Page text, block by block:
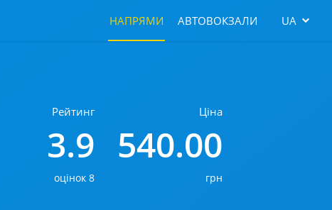
НАПРЯМИ АВТОВОКЗАЛИ UA
Рейтинг
3.9
оцінок 8
Ціна
540.00
грн